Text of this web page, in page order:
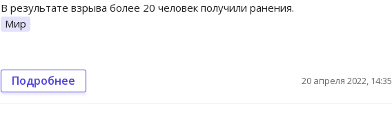
В результате взрыва более 20 человек получили ранения.
Мир
Подробнее 20 апреля 2022, 14:35